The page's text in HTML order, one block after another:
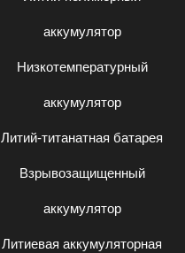
аккумулятор
Низкотемпературный
аккумулятор
Литий-титанатная батарея
Взрывозащищенный
аккумулятор
Литиевая аккумуляторная